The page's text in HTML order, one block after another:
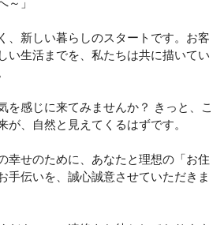
、新しい暮らしのスタートです。お客
い生活までを、私たちは共に描いてい
を感じに来てみませんか？ きっと、こ
が、自然と見えてくるはずです。
幸せのために、あなたと理想の「お住
手伝いを、誠心誠意させていただきま